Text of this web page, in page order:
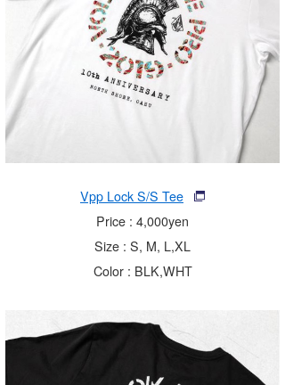
Vpp Lock S/S Tee
Price : 4,000yen
Size : S, M, L,XL
Color : BLK,WHT